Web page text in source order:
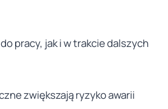
pracy, jak i w trakcie dalszych
zwiększają ryzyko awarii